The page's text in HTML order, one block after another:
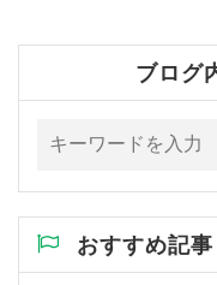
ブログ
おすすめ記事